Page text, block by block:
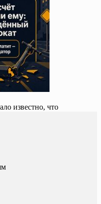
известно, что